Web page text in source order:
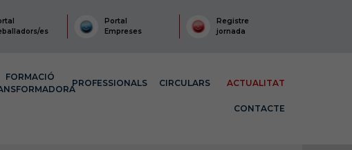
es
Portal
Empreses
Registre
jornada
FORMACIÓ
PROFESSIONALS CIRCULARS ACTUALITAT
CONTACTE